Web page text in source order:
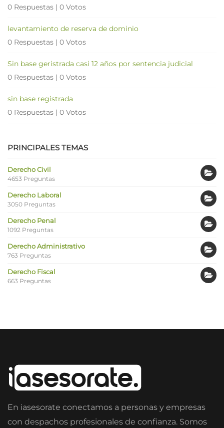
0 Respuestas | 0 Votos
levantamiento de reserva de dominio
0 Respuestas | 0 Votos
Sin base geristrada casi 12 años por sentencia judicial
0 Respuestas | 0 Votos
sin base registrada
0 Respuestas | 0 Votos
PRINCIPALES TEMAS
Derecho Civil
4653 Preguntas
Derecho Laboral
3050 Preguntas
Derecho Penal
1092 Preguntas
Derecho Administrativo
763 Preguntas
Derecho Fiscal
663 Preguntas
En iasesorate conectamos a personas y empresas
con despachos profesionales de confianza. Somos